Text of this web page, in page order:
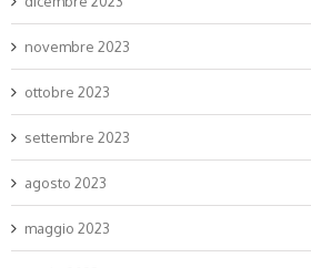
novembre 2023
ottobre 2023
settembre 2023
agosto 2023
maggio 2023